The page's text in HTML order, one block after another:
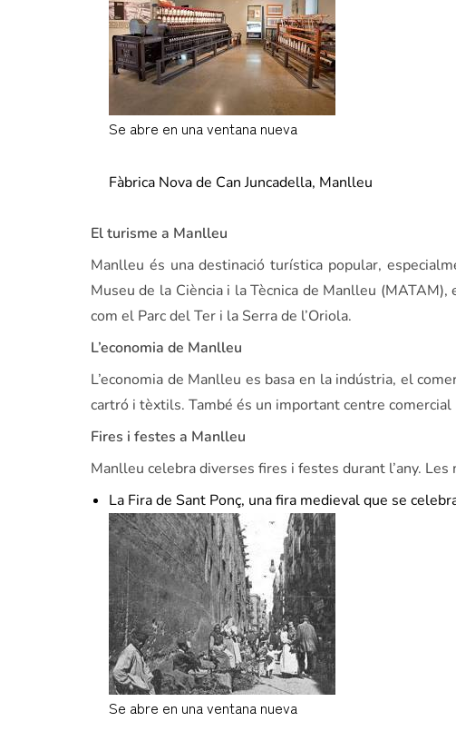
Se abre en una ventana nueva
Fàbrica Nova de Can Juncadella, Manlleu
El turisme a Manlleu
Manlleu és una destinació turística popular,
Museu de la Ciència i la Tècnica de Manlleu
com el Parc del Ter i la Serra de l’Oriola.
L’economia de Manlleu
L’economia de Manlleu es basa en la indústria, el
cartró i tèxtils. També és un important centre
Fires i festes a Manlleu
Manlleu celebra diverses fires i festes durant l’any. Les
La Fira de Sant Ponç, una fira medieval que se
Se abre en una ventana nueva